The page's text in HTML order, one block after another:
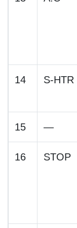
14 S-HTR
15 —
16 STOP